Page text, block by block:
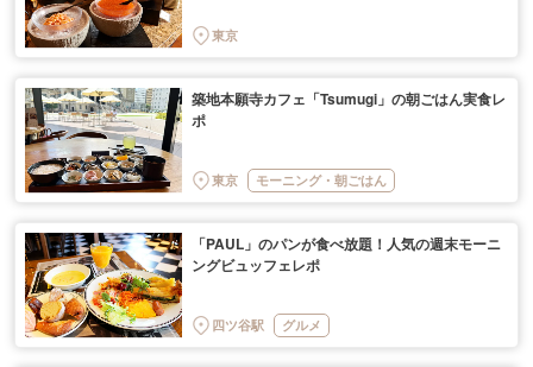
東京
築地本願寺カフェ「Tsumugi」の朝ごはん実食レ
ポ
東京 モーニング・朝ごはん
「PAUL」のパンが食べ放題！人気の週末モーニ
ングビュッフェレポ
四ツ谷駅 グルメ